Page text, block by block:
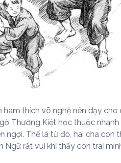
ham thích võ nghệ nên dạy cho
Thường Kiệt học thuộc
ngợi. Thế là từ đó, hai cha con
Ngữ rất vui khi thấy con trai